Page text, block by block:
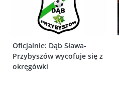
Oficjalnie: Dąb Sława-
Przybyszów wycofuje się z
okręgówki